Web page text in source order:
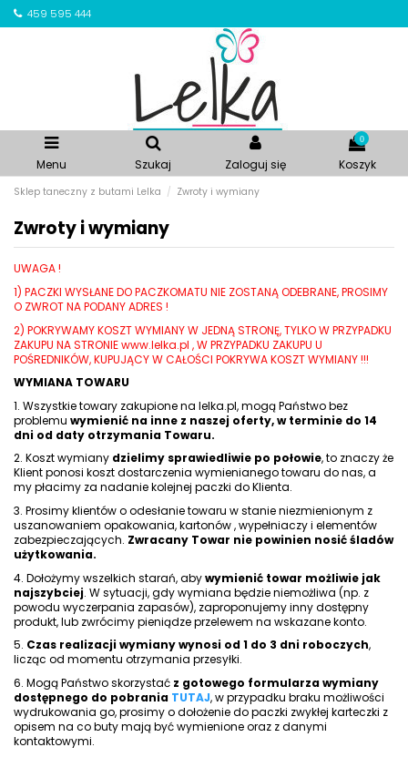
459 595 444
Menu Szukaj Zaloguj się
0
Koszyk
Sklep taneczny z butami Lelka Zwroty i wymiany
Zwroty i wymiany
UWAGA !
1) PACZKI WYSŁANE DO PACZKOMATU NIE ZOSTANĄ ODEBRANE, PROSIMY
O ZWROT NA PODANY ADRES !
2) POKRYWAMY KOSZT WYMIANY W JEDNĄ STRONĘ, TYLKO W PRZYPADKU
ZAKUPU NA STRONIE www.lelka.pl , W PRZYPADKU ZAKUPU U
POŚREDNIKÓW, KUPUJĄCY W CAŁOŚCI POKRYWA KOSZT WYMIANY !!!
WYMIANA TOWARU
1. Wszystkie towary zakupione na lelka.pl, mogą Państwo bez
problemu wymienić na inne z naszej oferty, w terminie do 14
dni od daty otrzymania Towaru.
2. Koszt wymiany dzielimy sprawiedliwie po połowie, to znaczy że
Klient ponosi koszt dostarczenia wymienianego towaru do nas, a
my płacimy za nadanie kolejnej paczki do Klienta.
3. Prosimy klientów o odesłanie towaru w stanie niezmienionym z
uszanowaniem opakowania, kartonów , wypełniaczy i elementów
zabezpieczających. Zwracany Towar nie powinien nosić śladów
użytkowania.
4. Dołożymy wszelkich starań, abywymienić towar możliwie jak
najszybciej. W sytuacji, gdy wymiana będzie niemożliwa (np. z
powodu wyczerpania zapasów), zaproponujemy inny dostępny
produkt, lub zwrócimy pieniądze przelewem na wskazane konto.
5. Czas realizacji wymiany wynosi od 1 do 3 dni roboczych,
licząc od momentu otrzymania przesyłki.
6. Mogą Państwo skorzystać z gotowego formularza wymiany
dostępnego do pobrania TUTAJ, w przypadku braku możliwości
wydrukowania go, prosimy o dołożenie do paczki zwykłej karteczki z
opisem na co buty mają być wymienione oraz z danymi
kontaktowymi.